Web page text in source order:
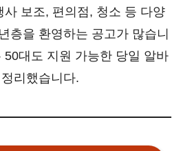
사 보조, 편의점, 청소 등 다양
층을 환영하는 공고가 많습니
50대도 지원 가능한 당일 알바
리했습니다.